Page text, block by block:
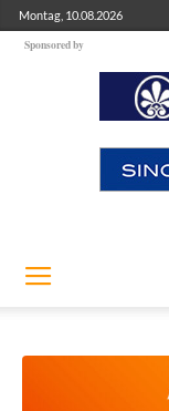
Montag, 10.08.2026
Sponsored by